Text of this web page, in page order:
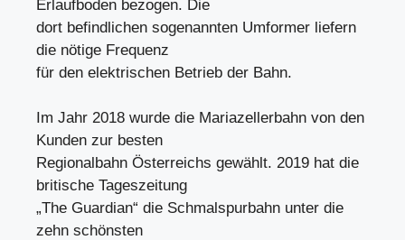
Erlaufboden bezogen. Die
dort befindlichen sogenannten Umformer liefern
die nötige Frequenz
für den elektrischen Betrieb der Bahn.
Im Jahr 2018 wurde die Mariazellerbahn von den
Kunden zur besten
Regionalbahn Österreichs gewählt. 2019 hat die
britische Tageszeitung
„The Guardian“ die Schmalspurbahn unter die
zehn schönsten